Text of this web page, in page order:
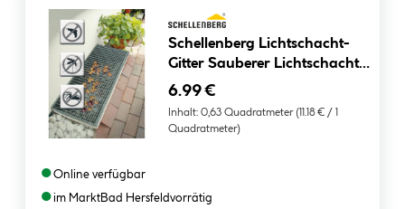
Schellenberg Lichtschacht-
Gitter Sauberer Lichtschacht
für Gitterroste
6.99 €
Inhalt: 0,63 Quadratmeter (11.18 € / 1
Quadratmeter)
●Online verfügbar
●im MarktBad Hersfeldvorrätig